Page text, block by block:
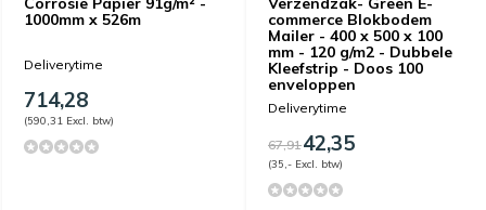
1000mm x 526m
Deliverytime
714,28
(590,31 Excl. btw)
commerce Blokbodem
Mailer - 400 x 500 x 100
mm - 120 g/m2 - Dubbele
Kleefstrip - Doos 100
enveloppen
Deliverytime
67,9142,35
(35,- Excl. btw)